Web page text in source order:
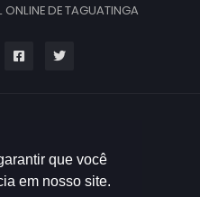
que você
em nosso site.
DE TAGUATINGA